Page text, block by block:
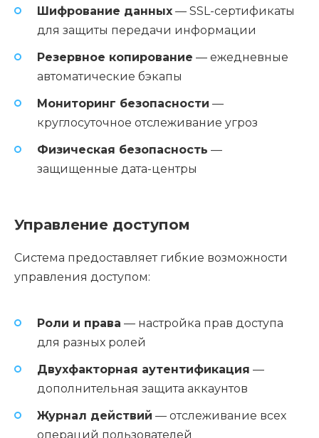
Шифрование данных — SSL-сертификаты
для защиты передачи информации
Резервное копирование — ежедневные
автоматические бэкапы
Мониторинг безопасности —
круглосуточное отслеживание угроз
Физическая безопасность —
защищенные дата-центры
Управление доступом
Система предоставляет гибкие возможности
управления доступом:
Роли и права — настройка прав доступа
для разных ролей
Двухфакторная аутентификация —
дополнительная защита аккаунтов
Журнал действий — отслеживание всех
операций пользователей